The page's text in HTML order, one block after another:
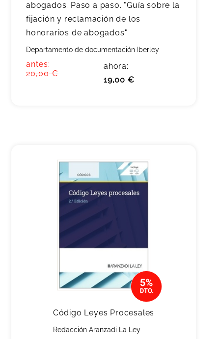
abogados. Paso a paso. "Guía sobre la
fijación y reclamación de los
honorarios de abogados"
Departamento de documentación Iberley
antes:
20,00 €
ahora:
19,00 €
Código Leyes Procesales
Redacción Aranzadi La Ley